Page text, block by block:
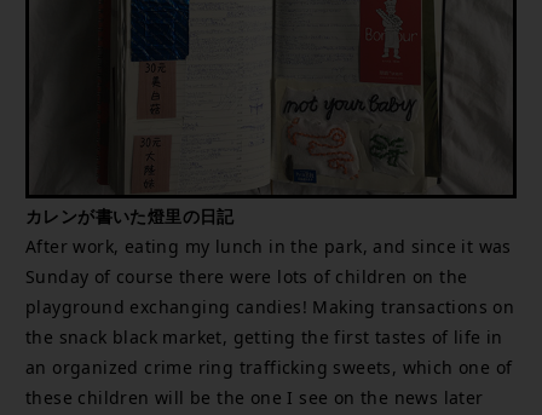
カレンが書いた燈里の日記
After work, eating my lunch in the park, and since it was
Sunday of course there were lots of children on the
playground exchanging candies! Making transactions on
the snack black market, getting the first tastes of life in
an organized crime ring trafficking sweets, which one of
these children will be the one I see on the news later